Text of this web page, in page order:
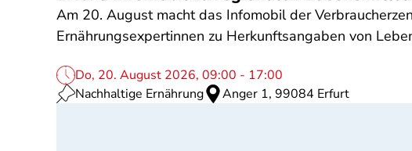
Am 20. August macht das Infomobil der
Ernährungsexpertinnen zu Herkunftsangaben von
Do, 20. August 2026, 09:00 - 17:00
Nachhaltige Ernährung
Anger 1, 99084 Erfurt